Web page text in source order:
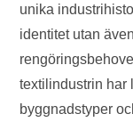
unika
identitet utan
textilindustrin har
byggnadstyper